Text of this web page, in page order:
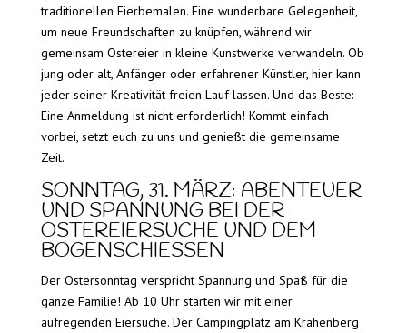
traditionellen Eierbemalen. Eine wunderbare Gelegenheit,
um neue Freundschaften zu knüpfen, während wir
gemeinsam Ostereier in kleine Kunstwerke verwandeln. Ob
jung oder alt, Anfänger oder erfahrener Künstler, hier kann
jeder seiner Kreativität freien Lauf lassen. Und das Beste:
Eine Anmeldung ist nicht erforderlich! Kommt einfach
vorbei, setzt euch zu uns und genießt die gemeinsame
Zeit.
SONNTAG, 31. MÄRZ: ABENTEUER
UND SPANNUNG BEI DER
OSTEREIERSUCHE UND DEM
BOGENSCHIESSEN
Der Ostersonntag verspricht Spannung und Spaß für die
ganze Familie! Ab 10 Uhr starten wir mit einer
aufregenden Eiersuche. Der Campingplatz am Krähenberg